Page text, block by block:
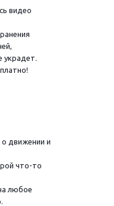
видео
украдет.
движении и
что-то
любое